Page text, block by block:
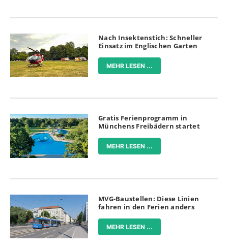
Nach Insektenstich: Schneller
Einsatz im Englischen Garten
MEHR LESEN ...
Gratis Ferienprogramm in
Münchens Freibädern startet
MEHR LESEN ...
MVG-Baustellen: Diese Linien
fahren in den Ferien anders
MEHR LESEN ...